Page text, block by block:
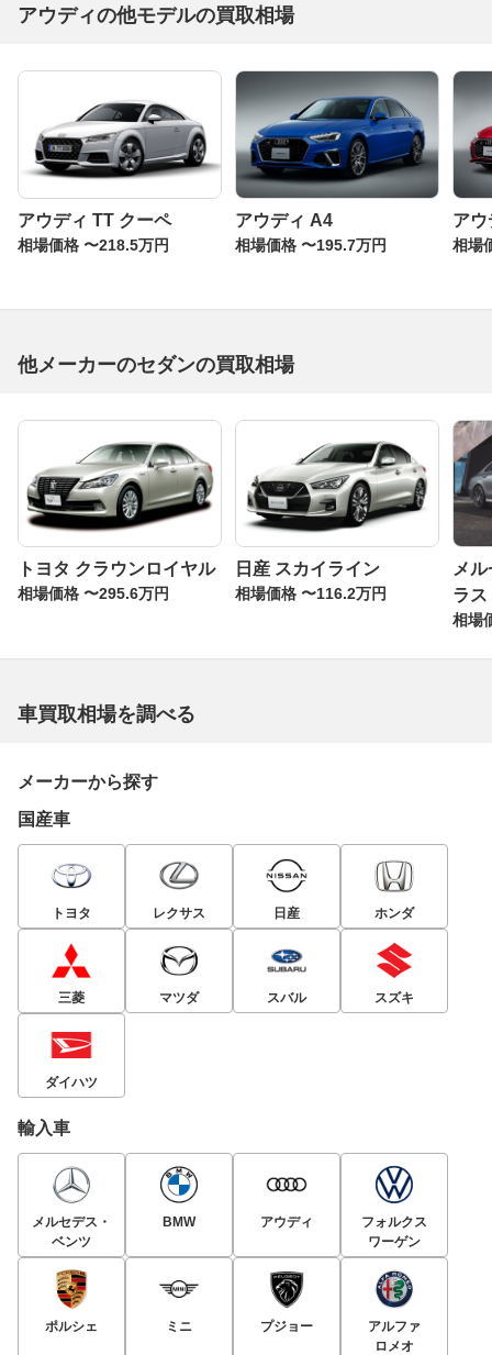
アウディの他モデルの買取相場
アウディ TT クーペ
相場価格 〜218.5万円
アウディ A4
相場価格 〜195.7万円
アウ
相場
他メーカーのセダンの買取相場
トヨタ クラウンロイヤル
相場価格 〜295.6万円
日産 スカイライン
相場価格 〜116.2万円
メ
ラス
相場
車買取相場を調べる
メーカーから探す
国産車
トヨタ レクサス 日産 ホンダ
三菱 マツダ スバル スズキ
ダイハツ
輸入車
メルセデス・
ベンツ
BMW アウディ
フォルクス
ワーゲン
ポルシェ ミニ プジョー
アルファ
ロメオ